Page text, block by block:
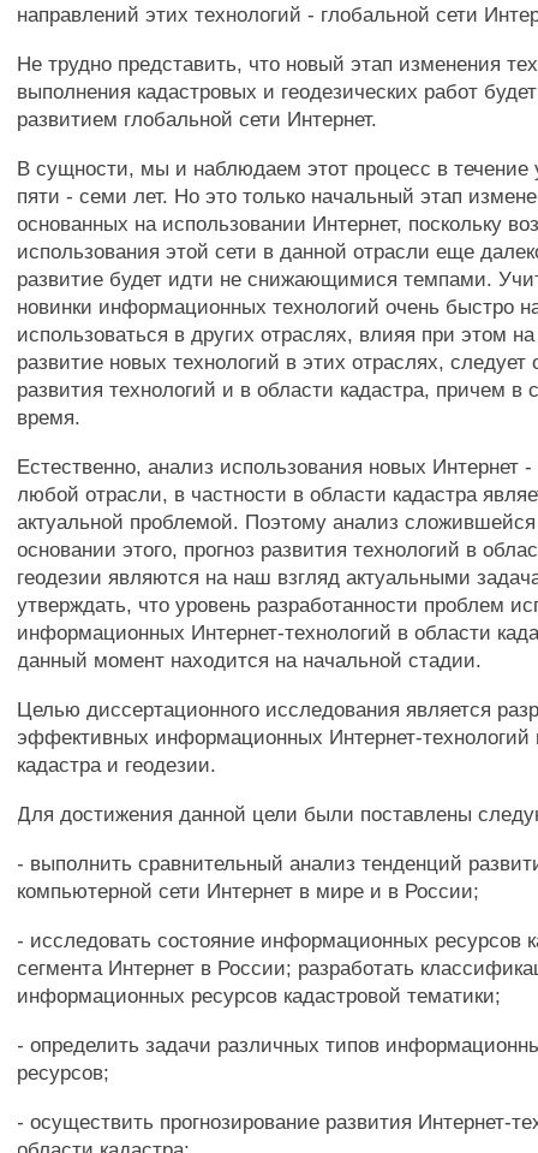
направлений этих технологий - глобальной сети
Не трудно представить, что новый этап изменения
выполнения кадастровых и геодезических работ
развитием глобальной сети Интернет.
В сущности, мы и наблюдаем этот процесс в течение
пяти - семи лет. Но это только начальный этап
основанных на использовании Интернет, поскольку
использования этой сети в данной отрасли еще
развитие будет идти не снижающимися темпами.
новинки информационных технологий очень быстро
использоваться в других отраслях, влияя при этом
развитие новых технологий в этих отраслях, следует
развития технологий и в области кадастра, причем
время.
Естественно, анализ использования новых Интернет -
любой отрасли, в частности в области кадастра
актуальной проблемой. Поэтому анализ
основании этого, прогноз развития технологий в
геодезии являются на наш взгляд актуальными
утверждать, что уровень разработанности проблем
информационных Интернет-технологий в области
данный момент находится на начальной стадии.
Целью диссертационного исследования является
эффективных информационных Интернет-технологий
кадастра и геодезии.
Для достижения данной цели были поставлены
- выполнить сравнительный анализ тенденций
компьютерной сети Интернет в мире и в России;
- исследовать состояние информационных ресурсов
сегмента Интернет в России; разработать
информационных ресурсов кадастровой тематики;
- определить задачи различных типов
ресурсов;
- осуществить прогнозирование развития Интернет-